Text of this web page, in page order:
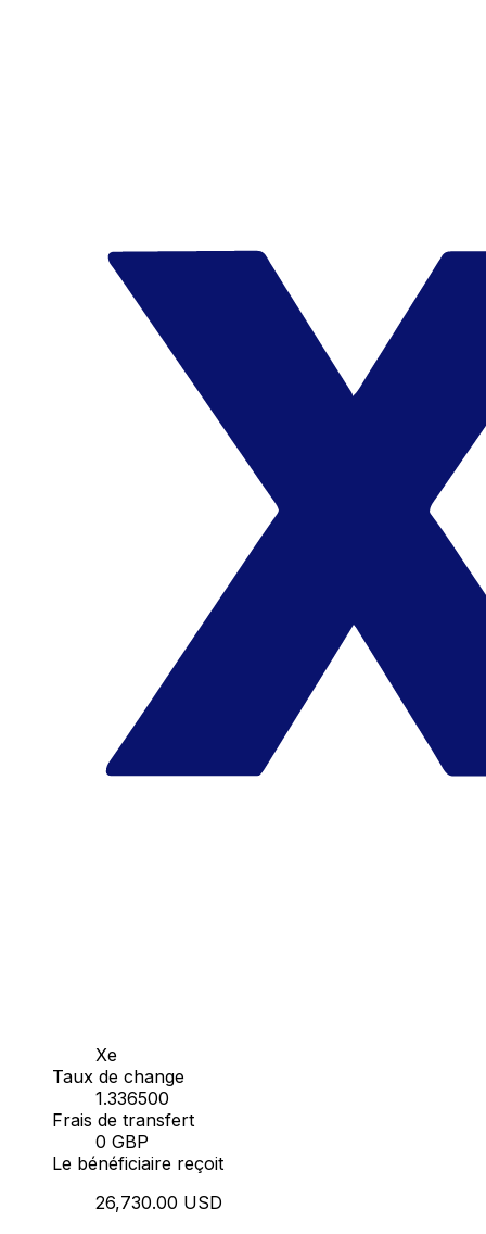
Xe
Taux de change
1.336500
Frais de transfert
0 GBP
Le bénéficiaire reçoit
26,730.00 USD